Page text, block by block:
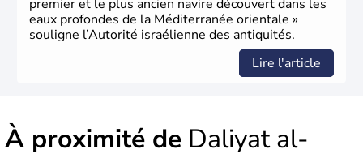
premier et le plus ancien navire découvert dans les
eaux profondes de la Méditerranée orientale »
souligne l’Autorité israélienne des antiquités.
Lire l'article
À proximité de Daliyat al-